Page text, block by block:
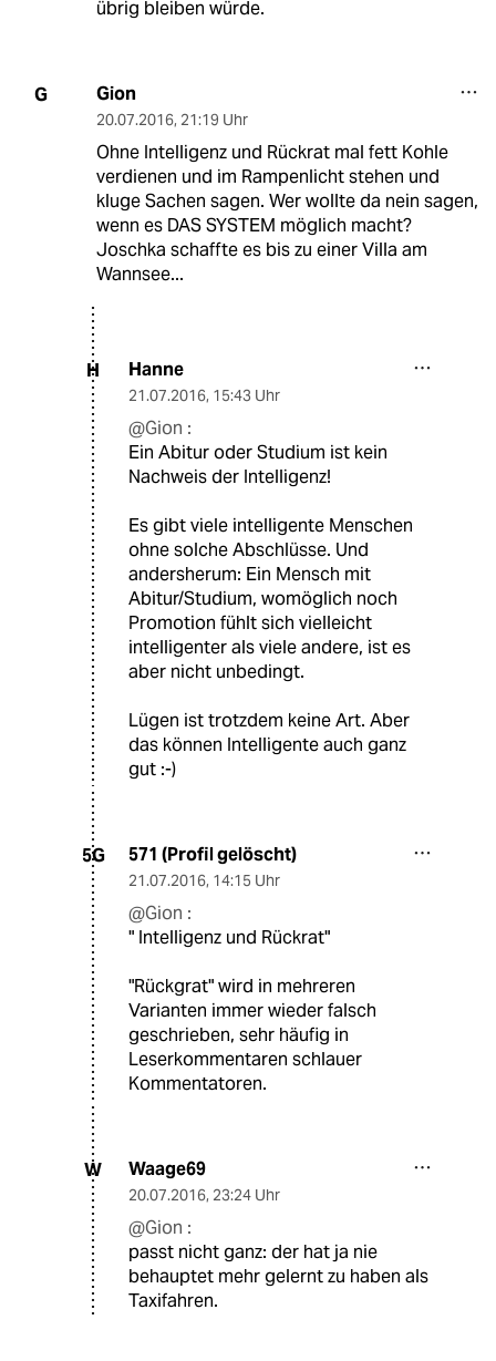
übrig bleiben würde.
G Gion
20.07.2016, 21:19 Uhr
Ohne Intelligenz und Rückrat mal fett Kohle
verdienen und im Rampenlicht stehen und
kluge Sachen sagen. Wer wollte da nein sagen,
wenn es DAS SYSTEM möglich macht?
Joschka schaffte es bis zu einer Villa am
Wannsee...
H Hanne
21.07.2016, 15:43 Uhr
@Gion :
Ein Abitur oder Studium ist kein
Nachweis der Intelligenz!
Es gibt viele intelligente Menschen
ohne solche Abschlüsse. Und
andersherum: Ein Mensch mit
Abitur/Studium, womöglich noch
Promotion fühlt sich vielleicht
intelligenter als viele andere, ist es
aber nicht unbedingt.
Lügen ist trotzdem keine Art. Aber
das können Intelligente auch ganz
gut :-)
5G 571 (Profil gelöscht)
21.07.2016, 14:15 Uhr
@Gion :
" Intelligenz und Rückrat"
"Rückgrat" wird in mehreren
Varianten immer wieder falsch
geschrieben, sehr häufig in
Leserkommentaren schlauer
Kommentatoren.
W Waage69
20.07.2016, 23:24 Uhr
@Gion :
passt nicht ganz: der hat ja nie
behauptet mehr gelernt zu haben als
Taxifahren.